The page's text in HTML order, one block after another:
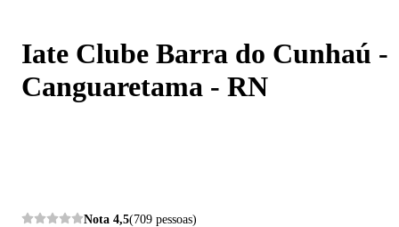
Iate Clube Barra do Cunhaú -
Canguaretama - RN
Nota 4,5(709 pessoas)